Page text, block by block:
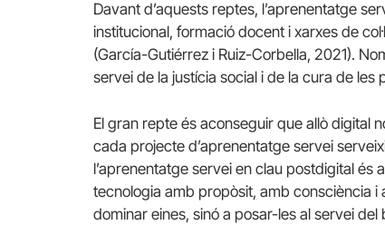
Davant d’aquests reptes, l’aprenentatge
institucional, formació docent i xarxes de
(García-Gutiérrez i Ruiz-Corbella, 2021).
servei de la justícia social i de la cura de les
El gran repte és aconseguir que allò digital
cada projecte d’aprenentatge servei
l’aprenentatge servei en clau postdigital
tecnologia amb propòsit, amb consciència
dominar eines, sinó a posar-les al servei del